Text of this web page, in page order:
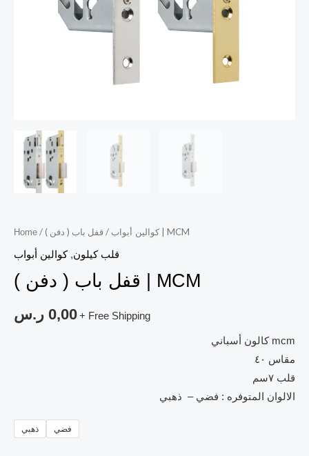
Home / كوالين أبواب / قفل باب ( دفن ) | MCM
قلب كيلون,كوالين أبواب
قفل باب ( دفن ) | MCM
0,00 ر.س + Free Shipping
كالون أسباني mcm
مقاس ٤٠
قلب ٧سم
الالوان المتوفره : فضي – ذهبي
ذهبي فضي